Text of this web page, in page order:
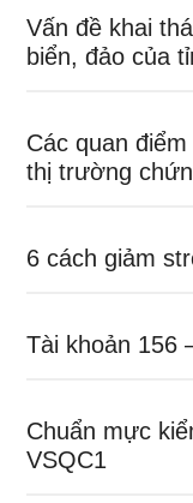
Vấn đề khai
biển, đảo của
Các quan
thị trường
6 cách giảm
Tài khoản 156
Chuẩn mực
VSQC1